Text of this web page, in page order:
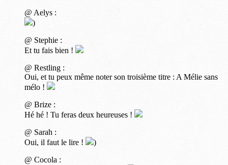
@ Aelys :
)
@ Stephie :
Et tu fais bien !
@ Restling :
Oui, et tu peux même noter son troisième titre : A Mélie sans
mélo !
@ Brize :
Hé hé ! Tu feras deux heureuses !
@ Sarah :
Oui, il faut le lire !
)
@ Cocola :